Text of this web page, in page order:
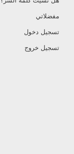
مفضلاتي
تسجيل دخول
تسجيل خروج